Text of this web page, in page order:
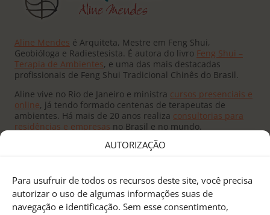
AUTORIZAÇÃO
Para usufruir de todos os recursos deste site, você precisa
autorizar o uso de algumas informações suas de
navegação e identificação. Sem esse consentimento,
Aline Mendes é Arquiteta, Mestre em Feng Shui,
Geobióloga e Radiestesista. É autora do livro Feng Shui –
Terapia de Ambientes, e uma das mais destacadas
profissionais de Feng Shui Tradicional Chinês do Brasil.
Aline vive no Rio de Janeiro e ministra cursos presenciais e
online, já tendo formado centenas de terapeutas de
ambientes. Há mais de 20 anos realiza consultorias para
residências e empresas no Brasil e no mundo.